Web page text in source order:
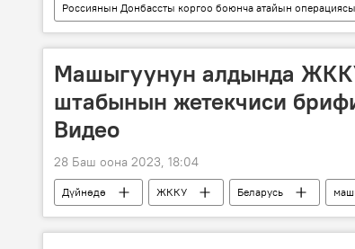
Россиянын Донбассты коргоо боюнча атайын операциясы
АКШ
Украина Владимир Зеленский
Машыгуунун алдында
штабынын жетекчиси
Видео
28 Баш оона 2023, 18:04
Дүйнөдө ЖККУ Беларусь